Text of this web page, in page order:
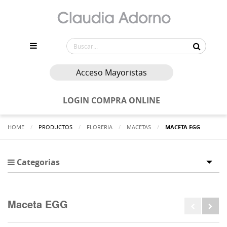
Acceso Mayoristas
LOGIN COMPRA ONLINE
HOME PRODUCTOS FLORERIA MACETAS ACTUALMENTE:
MACETA EGG
Categorias
Maceta EGG